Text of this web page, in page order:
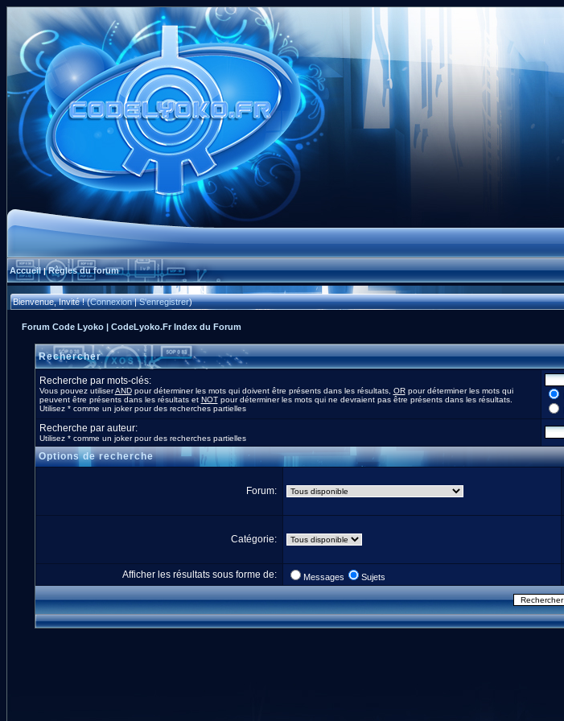
Accueil|Règles du forum
Bienvenue, Invité ! (Connexion|S'enregistrer)
Forum Code Lyoko | CodeLyoko.Fr Index du Forum
Rechercher
Recherche par mots-clés:
Vous pouvez utiliserANDpour déterminer les mots qui doivent être présents dans les résultats, ORpour déterminer les mots qui
peuvent être présents dans les résultats et NOTpour déterminer les mots qui ne devraient pas être présents dans les résultats.
Utilisez * comme un joker pour des recherches partielles
Recherche par auteur:
Utilisez * comme un joker pour des recherches partielles
Options de recherche
Forum:
Catégorie:
Afficher les résultats sous forme de: Messages Sujets